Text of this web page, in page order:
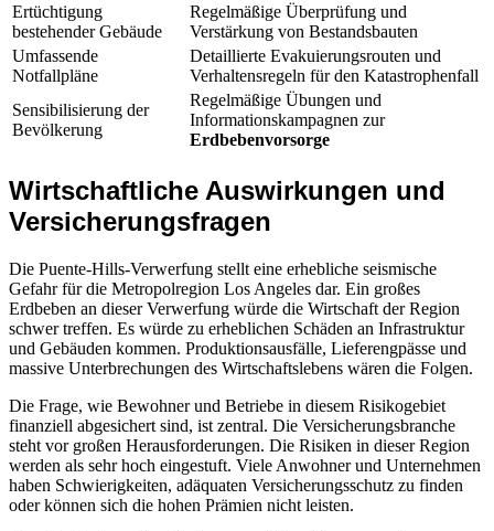
Ertüchtigung
bestehender Gebäude
Regelmäßige Überprüfung und
Verstärkung von Bestandsbauten
Umfassende
Notfallpläne
Detaillierte Evakuierungsrouten und
Verhaltensregeln für den Katastrophenfall
Sensibilisierung der
Bevölkerung
Regelmäßige Übungen und
Informationskampagnen zur
Erdbebenvorsorge
Wirtschaftliche Auswirkungen und
Versicherungsfragen
Die Puente-Hills-Verwerfung stellt eine erhebliche seismische
Gefahr für die Metropolregion Los Angeles dar. Ein großes
Erdbeben an dieser Verwerfung würde die Wirtschaft der Region
schwer treffen. Es würde zu erheblichen Schäden an Infrastruktur
und Gebäuden kommen. Produktionsausfälle, Lieferengpässe und
massive Unterbrechungen des Wirtschaftslebens wären die Folgen.
Die Frage, wie Bewohner und Betriebe in diesem Risikogebiet
finanziell abgesichert sind, ist zentral. Die Versicherungsbranche
steht vor großen Herausforderungen. Die Risiken in dieser Region
werden als sehr hoch eingestuft. Viele Anwohner und Unternehmen
haben Schwierigkeiten, adäquaten Versicherungsschutz zu finden
oder können sich die hohen Prämien nicht leisten.